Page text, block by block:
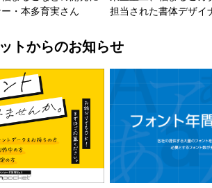
・本多育実さん
担当された書体デザイ
トからのお知らせ